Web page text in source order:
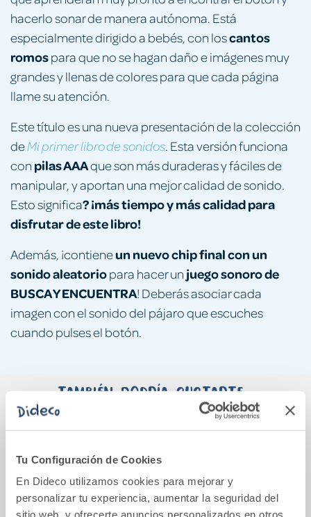
Tu Configuración de Cookies
En Dideco utilizamos cookies para mejorar y
personalizar tu experiencia, aumentar la seguridad del
sitio web, y ofrecerte anuncios personalizados en otros
hacerlo sonar de manera autónoma. Está
especialmente dirigido a bebés, con loscantos
romospara que no se hagan daño e imágenes muy
grandes y llenas de colores para que cada página
llame su atención.
Este título es una nueva presentación de la colección
deMi primer libro de sonidos. Esta versión funciona
con pilas AAAque son más duraderas y fáciles de
manipular, y aportan una mejor calidad de sonido.
Esto significa? ¡más tiempo y más calidad para
disfrutar de este libro!
Además, ¡contieneun nuevo chip final con un
sonido aleatoriopara hacer un juego sonoro de
BUSCA Y ENCUENTRA! Deberás asociar cada
imagen con el sonido del pájaro que escuches
cuando pulses el botón.
También podría gustarte...